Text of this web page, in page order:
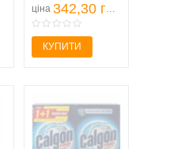
запобігання
утворення...
ціна 342,30 грн
КУПИТИ